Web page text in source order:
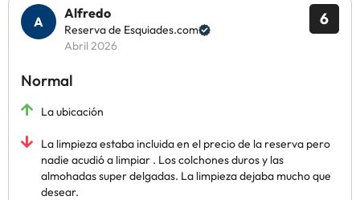
6
Alfredo
Reserva de Esquiades.com
Abril 2026
Normal
La ubicación
La limpieza estaba incluida en el precio de la reserva pero
nadie acudió a limpiar . Los colchones duros y las
almohadas super delgadas. La limpieza dejaba mucho que
desear.